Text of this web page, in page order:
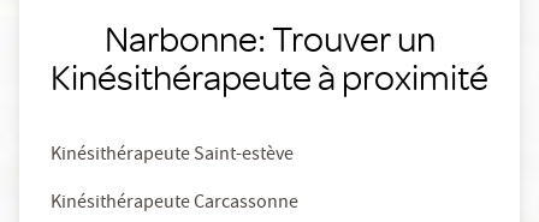
Narbonne: Trouver un
Kinésithérapeute à proximité
Kinésithérapeute Saint-estève
Kinésithérapeute Carcassonne